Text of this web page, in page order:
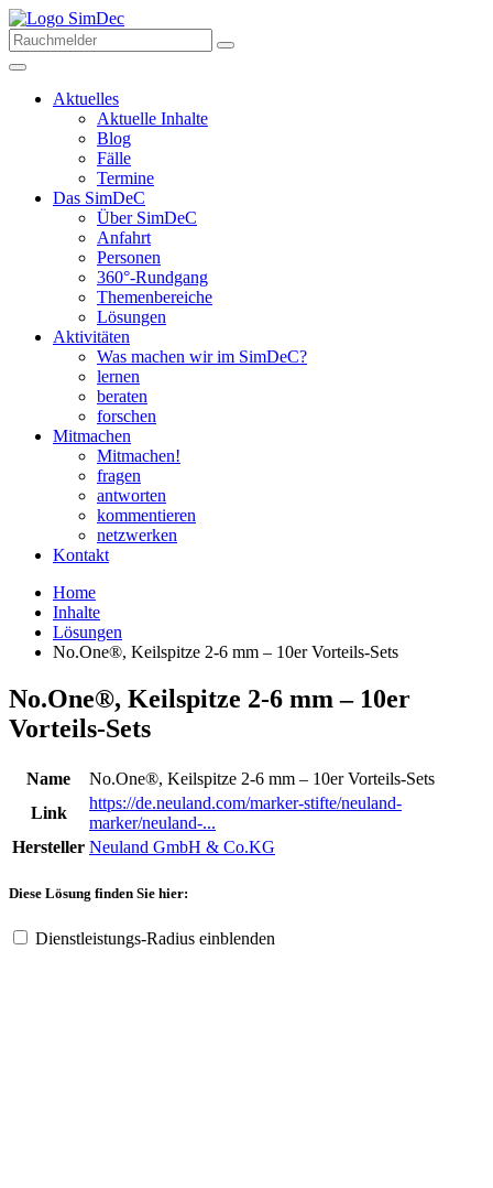
Aktuelles
Aktuelle Inhalte
Blog
Fälle
Termine
Das SimDeC
Über SimDeC
Anfahrt
Personen
360°-Rundgang
Themenbereiche
Lösungen
Aktivitäten
Was machen wir im SimDeC?
lernen
beraten
forschen
Mitmachen
Mitmachen!
fragen
antworten
kommentieren
netzwerken
Kontakt
Home
Inhalte
Lösungen
No.One®, Keilspitze 2-6 mm ‒ 10er Vorteils-Sets
No.One®, Keilspitze 2-6 mm ‒ 10er
Vorteils-Sets
Name
No.One®, Keilspitze 2-6 mm ‒ 10er Vorteils-Sets
Link
https://de.neuland.com/marker-stifte/neuland-
marker/neuland-...
Hersteller Neuland GmbH & Co.KG
Diese Lösung finden Sie hier:
Dienstleistungs-Radius einblenden